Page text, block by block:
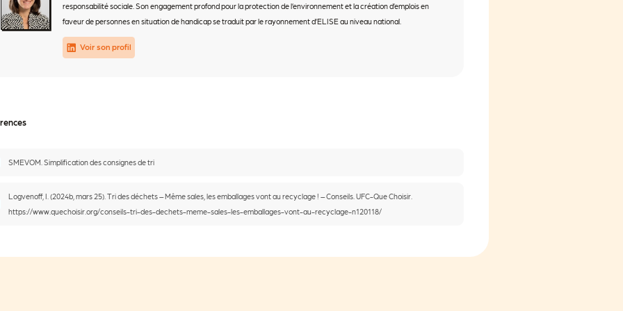
responsabilité sociale. Son engagement profond pour la protection de l’environnement et la création d’emplois en
faveur de personnes en situation de handicap se traduit par le rayonnement d’ELISE au niveau national.
Voir son profil
SMEVOM. Simplification des consignes de tri
Logvenoff, I. (2024b, mars 25). Tri des déchets – Même sales, les emballages vont au recyclage ! – Conseils. UFC-Que Choisir.
https://www.quechoisir.org/conseils-tri-des-dechets-meme-sales-les-emballages-vont-au-recyclage-n120118/